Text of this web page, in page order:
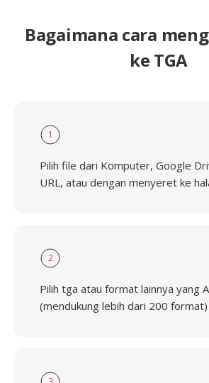
Bagaimana cara
ke TGA
1
Pilih file dari Komputer, Google
URL, atau dengan menyeret ke
2
Pilih tga atau format lainnya yang
(mendukung lebih dari 200 format)